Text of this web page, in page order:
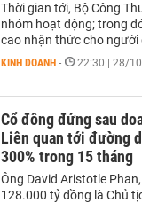
Thời gian tới, Bộ Công
nhóm hoạt động; trong
cao nhận thức cho người
KINH DOANH - 22:30 | 28/
Cổ đông đứng sau
Liên quan tới đường
300% trong 15 tháng
Ông David Aristotle
128.000 tỷ đồng là Chủ